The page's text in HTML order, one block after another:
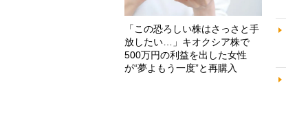
「この恐ろしい株はさっさと手
放したい…」キオクシア株で
500万円の利益を出した女性
が“夢よもう一度”と再購入